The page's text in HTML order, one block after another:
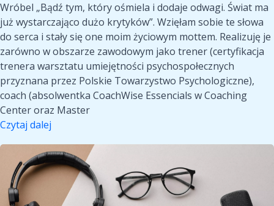
Wróbel „Bądź tym, który ośmiela i dodaje odwagi. Świat ma
już wystarczająco dużo krytyków”. Wzięłam sobie te słowa
do serca i stały się one moim życiowym mottem. Realizuję je
zarówno w obszarze zawodowym jako trener (certyfikacja
trenera warsztatu umiejętności psychospołecznych
przyznana przez Polskie Towarzystwo Psychologiczne),
coach (absolwentka CoachWise Essencials w Coaching
Center oraz Master
Czytaj dalej
coachem
–
Agnieszka
Sowińska
Wywiad
coachem